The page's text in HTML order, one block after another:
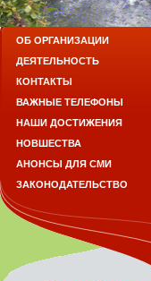
ОБ ОРГАНИЗАЦИИ
ДЕЯТЕЛЬНОСТЬ
КОНТАКТЫ
ВАЖНЫЕ ТЕЛЕФОНЫ
НАШИ ДОСТИЖЕНИЯ
НОВШЕСТВА
АНОНСЫ ДЛЯ СМИ
ЗАКОНОДАТЕЛЬСТВО